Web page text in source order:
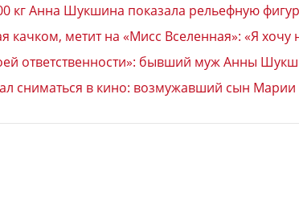
кг Анна Шукшина показала рельефную
метит на «Мисс Вселенная»: «Я хочу
ответственности»: бывший муж Анны
сниматься в кино: возмужавший сын